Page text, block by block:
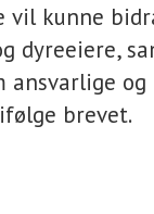
vil kunne
dyreeiere,
ansvarlige og
brevet.